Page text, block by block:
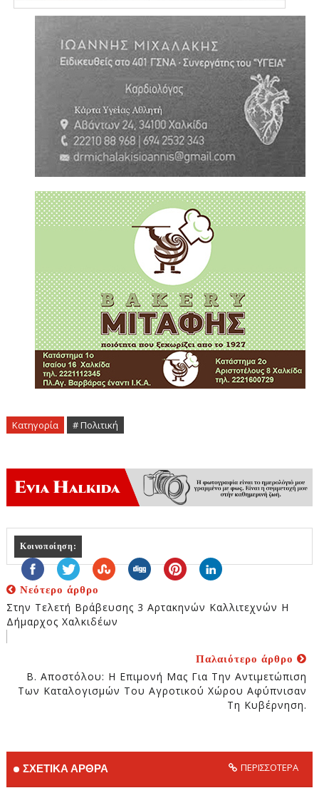
Κατηγορία # Πολιτική
Κοινοποίηση:
Νεότερο άρθρο
Στην Τελετή Βράβευσης 3 Αρτακηνών Καλλιτεχνών Η
Δήμαρχος Χαλκιδέων
Παλαιότερο άρθρο
Β. Αποστόλου: Η Επιμονή Μας Για Την Αντιμετώπιση
Των Καταλογισμών Του Αγροτικού Χώρου Αφύπνισαν
Τη Κυβέρνηση.
ΣΧΕΤΙΚΑ ΑΡΘΡΑ ΠΕΡΙΣΣΟΤΕΡΑ